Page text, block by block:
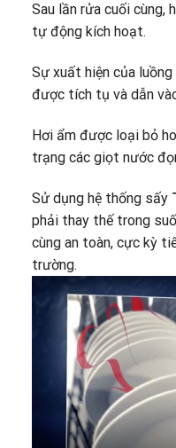
Sau lần rửa cuối cùng,
tự động kích hoạt.
Sự xuất hiện của
được tích tụ và dẫn
Hơi ẩm được loại bỏ
trạng các giọt nước
Sử dụng hệ thống sấy
phải thay thế trong
cùng an toàn, cực kỳ
trường.